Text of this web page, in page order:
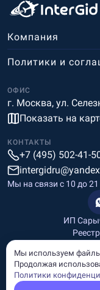
Компания
ОФИС
г. Москва, ул.
Показать на
Политики и
КОНТАКТЫ
+7 (495) 502-41-
Мы на связи c 10 до 21
ИП
Информация,
характер и не
Мы используем
Продолжая
Политики